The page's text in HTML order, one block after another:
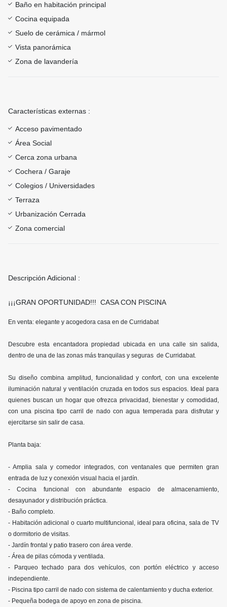
Baño en habitación principal
Cocina equipada
Suelo de cerámica / mármol
Vista panorámica
Zona de lavandería
Características externas :
Acceso pavimentado
Área Social
Cerca zona urbana
Cochera / Garaje
Colegios / Universidades
Terraza
Urbanización Cerrada
Zona comercial
Descripción Adicional :
¡¡¡GRAN OPORTUNIDAD!!! CASA CON PISCINA
En venta: elegante y acogedora casa en de Curridabat
Descubre esta encantadora propiedad ubicada en una calle sin salida,
dentro de una de las zonas más tranquilas y seguras de Curridabat.
Su diseño combina amplitud, funcionalidad y confort, con una excelente
iluminación natural y ventilación cruzada en todos sus espacios. Ideal para
quienes buscan un hogar que ofrezca privacidad, bienestar y comodidad,
con una piscina tipo carril de nado con agua temperada para disfrutar y
ejercitarse sin salir de casa.
Planta baja:
- Amplia sala y comedor integrados, con ventanales que permiten gran
entrada de luz y conexión visual hacia el jardín.
- Cocina funcional con abundante espacio de almacenamiento,
desayunador y distribución práctica.
- Baño completo.
- Habitación adicional o cuarto multifuncional, ideal para oficina, sala de TV
o dormitorio de visitas.
- Jardín frontal y patio trasero con área verde.
- Área de pilas cómoda y ventilada.
- Parqueo techado para dos vehículos, con portón eléctrico y acceso
independiente.
- Piscina tipo carril de nado con sistema de calentamiento y ducha exterior.
- Pequeña bodega de apoyo en zona de piscina.